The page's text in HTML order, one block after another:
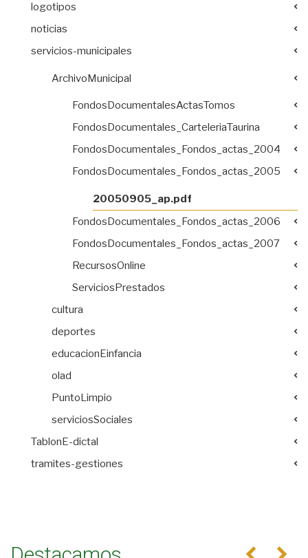
logotipos
noticias
servicios-municipales
ArchivoMunicipal
FondosDocumentalesActasTomos
FondosDocumentales_CarteleriaTaurina
FondosDocumentales_Fondos_actas_2004
FondosDocumentales_Fondos_actas_2005
20050905_ap.pdf
FondosDocumentales_Fondos_actas_2006
FondosDocumentales_Fondos_actas_2007
RecursosOnline
ServiciosPrestados
cultura
deportes
educacionEinfancia
olad
PuntoLimpio
serviciosSociales
TablonE-dictal
tramites-gestiones
Anterior